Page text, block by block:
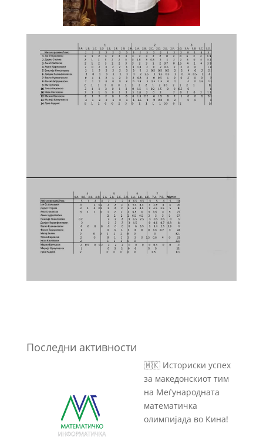
Последни активности
🇲🇰 Историски успех
за македонскиот тим
на Меѓународната
математичка
олимпијада во Кина!